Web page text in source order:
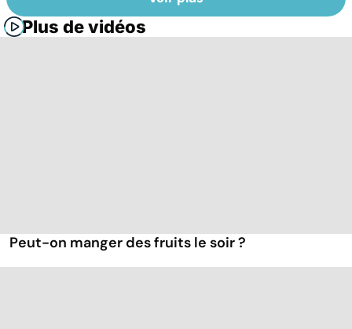
Plus de vidéos
Peut-on manger des fruits le soir ?